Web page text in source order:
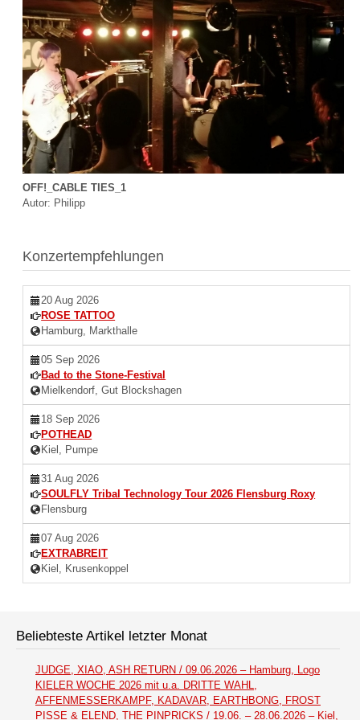
OFF!_CABLE TIES_1
Autor: Philipp
Konzertempfehlungen
20 Aug 2026
ROSE TATTOO
Hamburg, Markthalle
05 Sep 2026
Bad to the Stone-Festival
Mielkendorf, Gut Blockshagen
18 Sep 2026
POTHEAD
Kiel, Pumpe
31 Aug 2026
SOULFLY Tribal Technology Tour 2026 Flensburg Roxy
Flensburg
07 Aug 2026
EXTRABREIT
Kiel, Krusenkoppel
Beliebteste Artikel letzter Monat
JUDGE, XIAO, ASH RETURN / 09.06.2026 – Hamburg, Logo
KIELER WOCHE 2026 mit u.a. DRITTE WAHL,
AFFENMESSERKAMPF, KADAVAR, EARTHBONG, FROST
PISSE & ELEND, THE PINPRICKS / 19.06. – 28.06.2026 – Kiel,